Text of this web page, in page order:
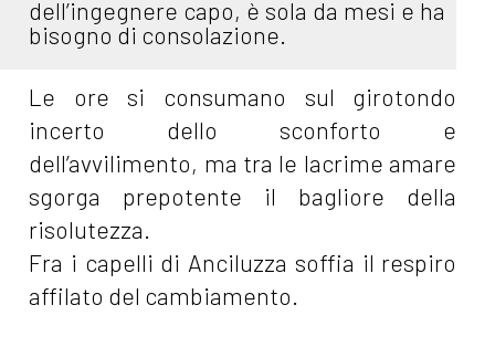
dell’ingegnere capo, è sola da mesi e ha
bisogno di consolazione.
Le ore si consumano sul girotondo
incerto dello sconforto e
dell’avvilimento, ma tra le lacrime amare
sgorga prepotente il bagliore della
risolutezza.
Fra i capelli di Anciluzza soffia il respiro
affilato del cambiamento.